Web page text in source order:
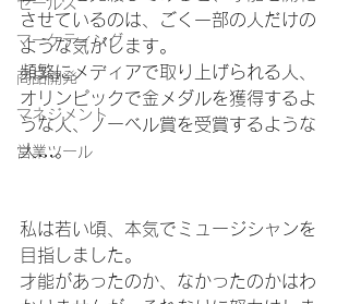
セールス
マーケティング
商品開発
マネジメント
営業ツール
させているのは、ごく一部の人だけの
ような気がします。
頻繁にメディアで取り上げられる人、
オリンピックで金メダルを獲得するよ
うな人、ノーベル賞を受賞するような
人…。
私は若い頃、本気でミュージシャンを
目指しました。
才能があったのか、なかったのかはわ